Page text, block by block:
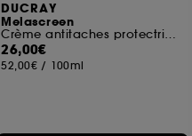
DUCRAY
Melascreen
Crème antitaches protectrice SPF50+
26,00€
52,00€ / 100ml